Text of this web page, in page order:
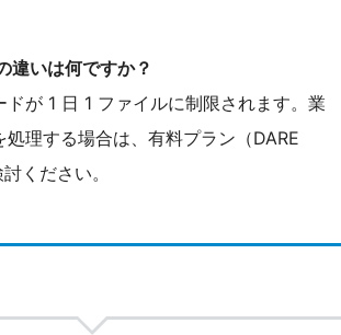
違いは何ですか？
が 1 日 1 ファイルに制限されます。業
理する場合は、有料プラン（DARE
ください。